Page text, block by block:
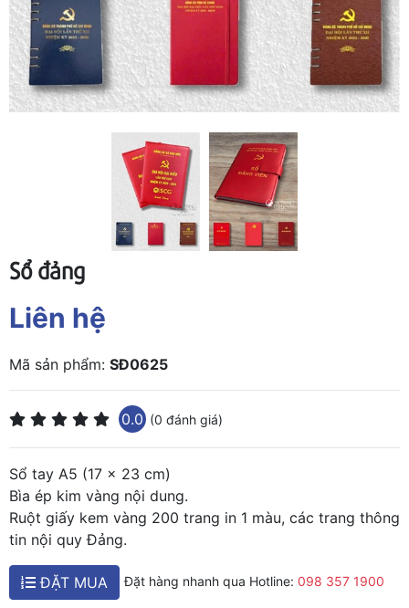
Sổ đảng
Liên hệ
Mã sản phẩm: SĐ0625
0.0 (0 đánh giá)
Sổ tay A5 (17 x 23 cm)
Bìa ép kim vàng nội dung.
Ruột giấy kem vàng 200 trang in 1 màu, các trang thông
tin nội quy Đảng.
ĐẶT MUA Đặt hàng nhanh qua Hotline: 098 357 1900